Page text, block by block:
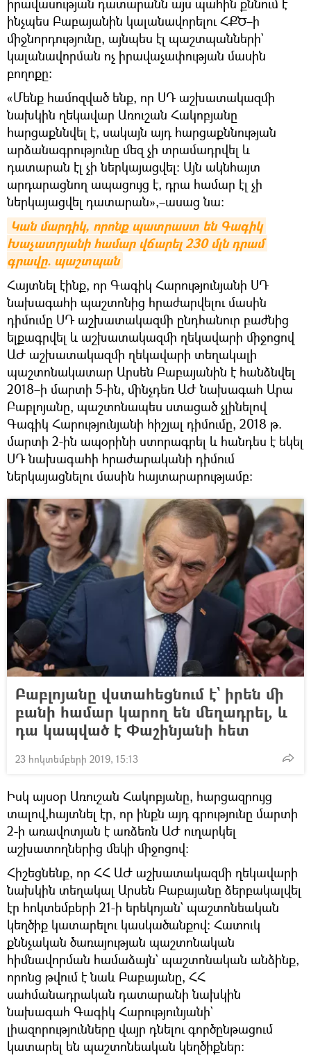
իրավասության դատարանն այս պահին քննում է
ինչպես Բաբայանին կալանավորելու ՀՔԾ–ի
միջնորդությունը, այնպես էլ պաշտպանների`
կալանավորման ոչ իրավաչափության մասին
բողոքը։
«Մենք համոզված ենք, որ ՍԴ աշխատակազմի
նախկին ղեկավար Առուշան Հակոբյանը
հարցաքննվել է, սակայն այդ հարցաքննության
արձանագրությունը մեզ չի տրամադրվել և
դատարան էլ չի ներկայացվել։ Այն ակնհայտ
արդարացնող ապացույց է, դրա համար էլ չի
ներկայացվել դատարան»,–ասաց նա։
Կան մարդիկ, որոնք պատրաստ են Գագիկ
Խաչատրյանի համար վճարել 230 մլն դրամ
գրավը. պաշտպան
Հայտնել էինք, որ Գագիկ Հարությունյանի ՍԴ
նախագահի պաշտոնից հրաժարվելու մասին
դիմումը ՍԴ աշխատակազմի ընդհանուր բաժնից
ելքագրվել և աշխատակազմի ղեկավարի միջոցով
ԱԺ աշխատակազմի ղեկավարի տեղակալի
պաշտոնակատար Արսեն Բաբայանին է հանձնվել
2018–ի մարտի 5-ին, մինչդեռ ԱԺ նախագահ Արա
Բաբլոյանը, պաշտոնապես ստացած չլինելով
Գագիկ Հարությունյանի հիշյալ դիմումը, 2018 թ.
մարտի 2-ին ապօրինի ստորագրել և հանդես է եկել
ՍԴ նախագահի հրաժարականի դիմում
ներկայացնելու մասին հայտարարությամբ:
Բաբլոյանը վստահեցնում է` իրեն մի
բանի համար կարող են մեղադրել, և
դա կապված է Փաշինյանի հետ
23 հոկտեմբերի 2019, 15:13
Իսկ այսօր Առուշան Հակոբյանը, հարցազրույց
տալով,հայտնել էր, որ ինքն այդ գրությունը մարտի
2-ի առավոտյան է առձեռն ԱԺ ուղարկել
աշխատողներից մեկի միջոցով:
Հիշեցնենք, որ ՀՀ ԱԺ աշխատակազմի ղեկավարի
նախկին տեղակալ Արսեն Բաբայանը ձերբակալվել
էր հոկտեմբերի 21-ի երեկոյան` պաշտոնեական
կեղծիք կատարելու կասկածանքով։ Հատուկ
քննչական ծառայության պաշտոնական
հիմնավորման համաձայն` պաշտոնական անձինք,
որոնց թվում է նաև Բաբայանը, ՀՀ
սահմանադրական դատարանի նախկին
նախագահ Գագիկ Հարությունյանի`
լիազորությունները վայր դնելու գործընթացում
կատարել են պաշտոնեական կեղծիքներ։